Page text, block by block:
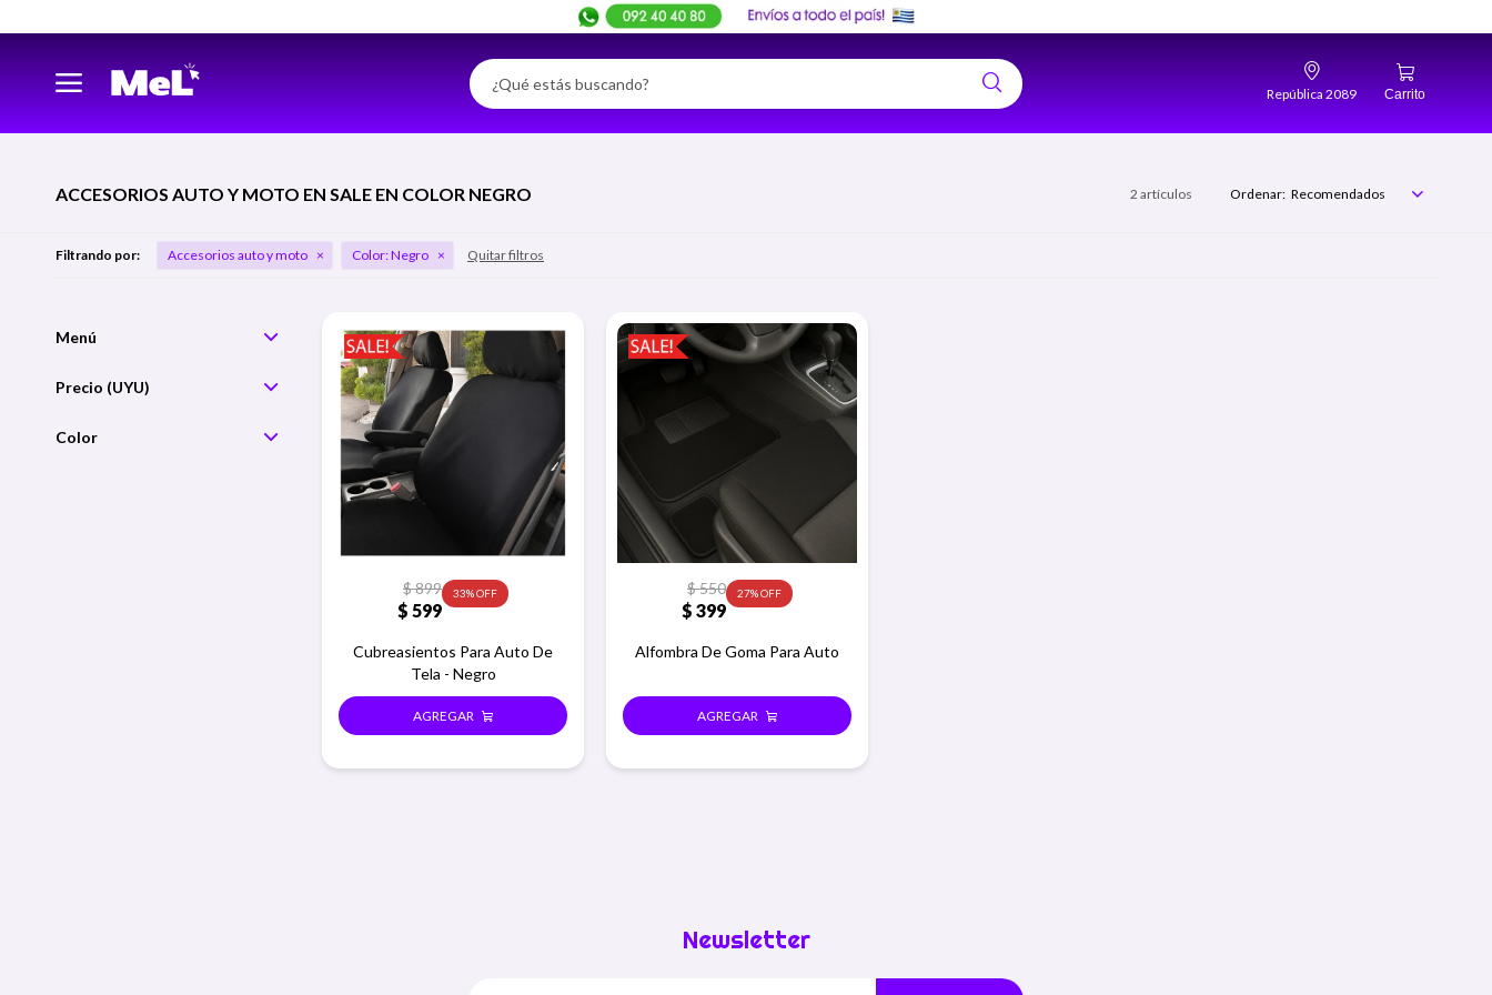
República 2089
ACCESORIOS AUTO Y MOTO EN SALE EN COLOR NEGRO 2 artículos Recomendados
Filtrando por: Accesorios auto y moto Color:Negro Quitar filtros
$ 599
$899 33
Cubreasientos Para Auto De
Tela - Negro
$ 399
$550 27
Alfombra De Goma Para Auto
Precio
Color
Newsletter